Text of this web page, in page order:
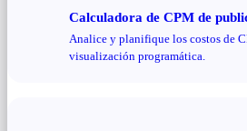
Calculadora de CPM de
Analice y planifique los costos de
visualización programática.